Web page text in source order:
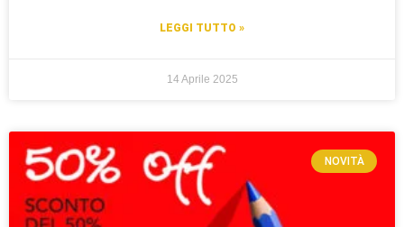
LEGGI TUTTO »
14 Aprile 2025
NOVITÀ